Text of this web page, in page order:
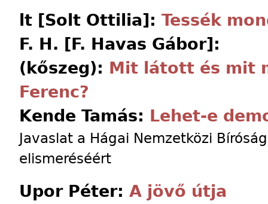
lt [Solt Ottilia]: Tessék
F. H. [F. Havas Gábor]:
(kőszeg): Mit látott és mit
Ferenc?
Kende Tamás: Lehet-e
Javaslat a Hágai Nemzetközi
elismeréséért
Upor Péter: A jövő útja